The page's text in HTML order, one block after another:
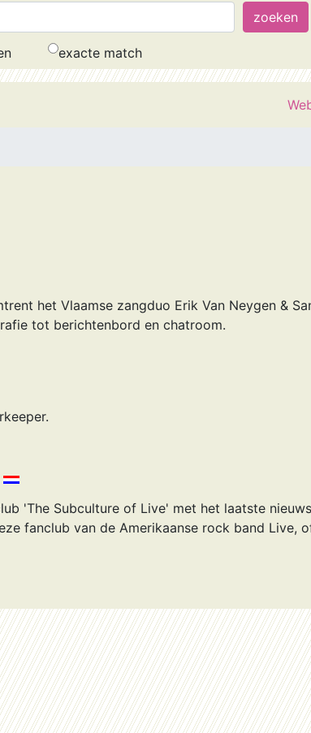
exacte match
het Vlaamse zangduo Erik Van Neygen &
tot berichtenbord en chatroom.
'The Subculture of Live' met het laatste
fanclub van de Amerikaanse rock band Live,